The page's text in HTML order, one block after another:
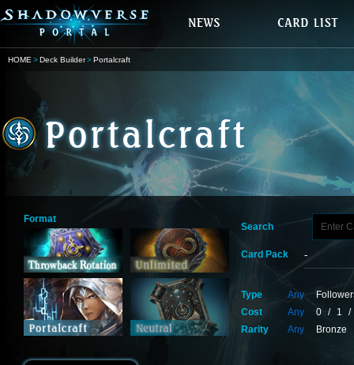
HOME Deck Builder Portalcraft
Format
Search
Card Pack
Type Any
Cost
Any 0 / 1
/
Rarity
Any Bronze